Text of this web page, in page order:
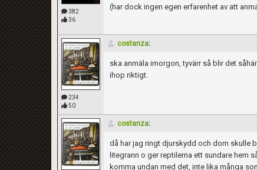
382
36
(har dock ingen egen erfarenhet av att
234
50
costanza:
ska anmäla imorgon, tyvärr så blir det
ihop riktigt.
costanza:
då har jag ringt djurskydd och dom skulle
litegrann o ger reptilerna ett sundare hem
komma undan med det, inte lika många